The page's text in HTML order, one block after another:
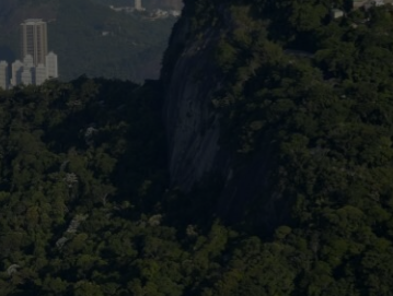
Um encontro de gerações
marcado na história
Arquitetos de todos os continentes, dos mais
novos talentos expoentes, pensadores do
pesquisadores, universitários, construtores,